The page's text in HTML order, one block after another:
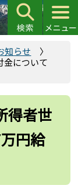
知らせ
金について
得者世
円給